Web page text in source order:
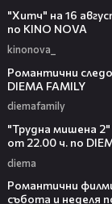
"Хитч" на 16
по KINO NOVA
kinonova_
Романтични
DIEMA FAMILY
diemafamily
"Трудна мишена 2"
от 22.00 ч. по
diema
Романтични
събота и неделя